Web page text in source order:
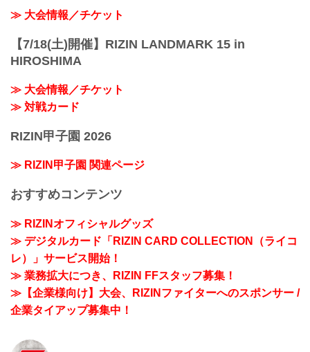
≫ 大会情報／チケット
【7/18(土)開催】RIZIN LANDMARK 15 in
HIROSHIMA
≫ 大会情報／チケット
≫ 対戦カード
RIZIN甲子園 2026
≫ RIZIN甲子園 関連ページ
おすすめコンテンツ
≫ RIZINオフィシャルグッズ
≫ デジタルカード「RIZIN CARD COLLECTION（ライコ
レ）」サービス開始！
≫ 業務拡大につき、RIZIN FFスタッフ募集！
≫【企業様向け】大会、RIZINファイターへのスポンサー /
企業タイアップ募集中！